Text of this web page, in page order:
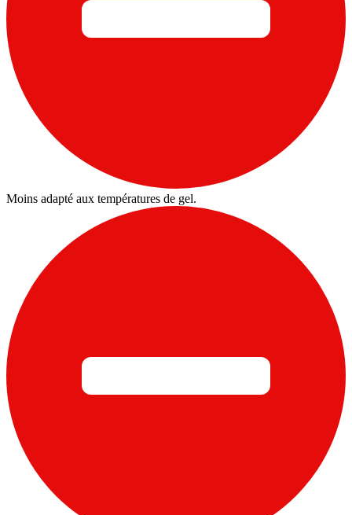
Moins adapté aux températures de gel.